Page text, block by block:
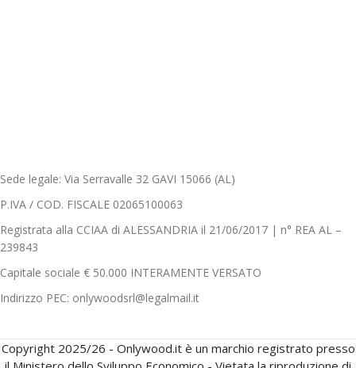
Sede legale: Via Serravalle 32 GAVI 15066 (AL)
P.IVA / COD. FISCALE 02065100063
Registrata alla CCIAA di ALESSANDRIA il 21/06/2017 | n° REA AL –
239843
Capitale sociale € 50.000 INTERAMENTE VERSATO
Indirizzo PEC: onlywoodsrl@legalmail.it
Copyright 2025/26 - Onlywood.it è un marchio registrato presso